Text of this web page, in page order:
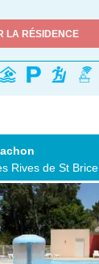
LA RÉSIDENCE
Rives de St Brice